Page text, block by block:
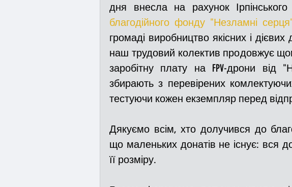
благодійного фонду "Незламні
громаді виробництво якісних і
наш трудовий колектив продовжує
заробітну плату на FPV-дрони від
збирають з перевірених
тестуючи кожен екземпляр перед
Дякуємо всім, хто долучився до
що маленьких донатів не існує: вся
її розміру.